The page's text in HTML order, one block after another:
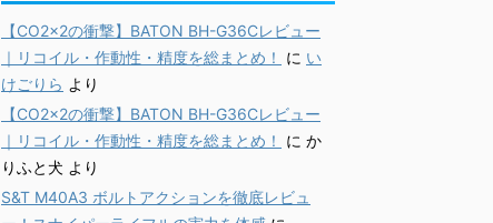
【CO2×2の衝撃】BATON BH-G36Cレビュー
｜リコイル・作動性・精度を総まとめ！
に い
けごりら より
【CO2×2の衝撃】BATON BH-G36Cレビュー
｜リコイル・作動性・精度を総まとめ！
に か
りふと犬 より
S&T M40A3 ボルトアクションを徹底レビュ